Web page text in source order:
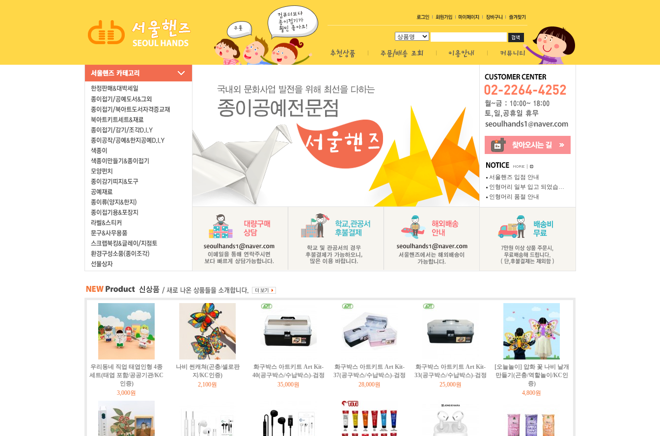
서울핸즈 입점 안내
인형머리 일부 입고 되었습…
인형머리 품절 안내
우리동네 직업 태엽인형 4종
세트(태엽 포함/공공기관/KC
인증)
3,000원
나비 썬캐쳐(곤충/셀로판
지/KC인증)
2,100원
화구박스 아트키트 Art Kit-
40(공구박스/수납박스)-검정
35,000원
화구박스 아트키트 Art Kit-
37(공구박스/수납박스)-검정
28,000원
화구박스 아트키트 Art Kit-
33(공구박스/수납박스)-검정
25,000원
[오늘놀이] 압화 꽃 나비 날개
만들기(곤충/역할놀이/KC인
증)
4,800원